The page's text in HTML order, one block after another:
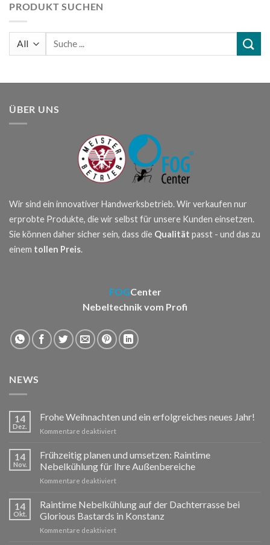
PRODUKT SUCHEN
Suchen
ÜBER UNS
Wir sind ein innovativer Handwerksbetrieb. Wir verkaufen nur
erprobte Produkte, die wir selbst für unsere Kunden einsetzen.
Sie können daher sicher sein, dass die Qualität passt - und das zu
einem tollen Preis.
FOGCenter
Nebeltechnik vom Profi
NEWS
14
Dez.
Frohe Weihnachten und ein erfolgreiches neues Jahr!
Kommentare deaktiviertfür
Weihnachten
und
ein
erfolgreiches
Jahr!
14
Nov.
Frühzeitig planen und umsetzen: Raintime
Nebelkühlung für Ihre Außenbereiche
Kommentare deaktiviertfür
planen
und
umsetzen:
Raintime
14
Okt.
Raintime Nebelkühlung auf der Dachterrasse bei
Glorious Bastards in Konstanz
Kommentare deaktiviertfür